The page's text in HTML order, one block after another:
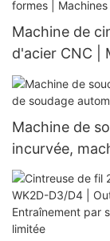
Machine de
d'acier CNC |
mesure |
industrielles |
Machine de
incurvée,
tuyaux